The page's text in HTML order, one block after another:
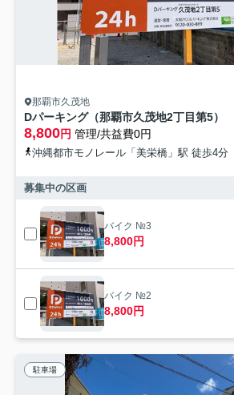
那覇市久茂地
Dパーキング（那覇市久茂地2丁目第5）
8,800円 管理/共益費0円
沖縄都市モノレール「美栄橋」駅 徒歩4分
募集中の区画
バイク №3
8,800円
バイク №2
8,800円
駐車場